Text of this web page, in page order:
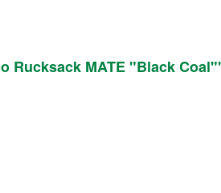
Rucksack MATE "Black